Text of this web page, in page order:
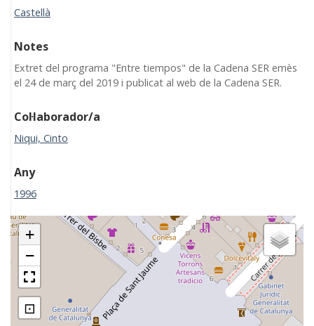
Castellà
Notes
Extret del programa "Entre tiempos" de la Cadena SER emès
el 24 de març del 2019 i publicat al web de la Cadena SER.
Col·laborador/a
Niqui, Cinto
Any
1996
+
−
⊡